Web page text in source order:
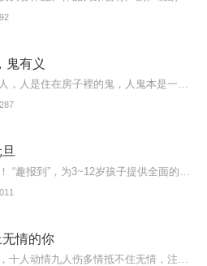
鬼有义
情的你